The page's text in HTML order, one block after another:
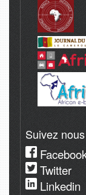
Suivez
Twitter
Linkedin